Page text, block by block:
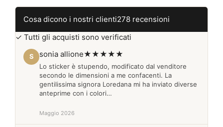
Cosa dicono i nostri clienti278 recensioni
✓ Tutti gli acquisti sono verificati
S sonia allione★★★★★
Lo sticker è stupendo, modificato dal venditore
secondo le dimensioni a me confacenti. La
gentilissima signora Loredana mi ha inviato diverse
anteprime con i colori…
Maggio 2026